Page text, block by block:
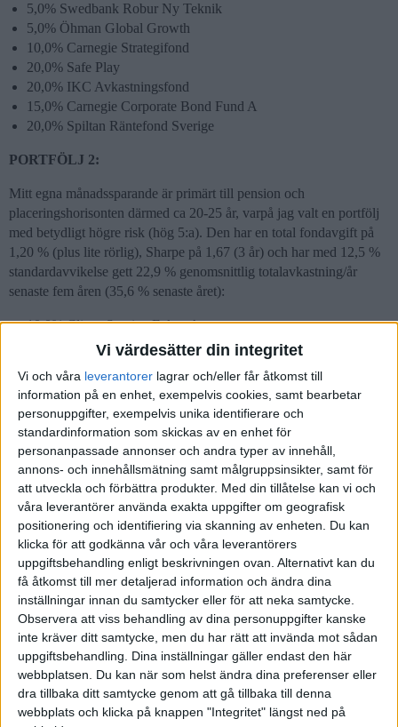
Vi värdesätter din integritet
Vi och våra leverantorer lagrar och/eller får åtkomst till
information på en enhet, exempelvis cookies, samt bearbetar
personuppgifter, exempelvis unika identifierare och
standardinformation som skickas av en enhet för
personanpassade annonser och andra typer av innehåll,
annons- och innehållsmätning samt målgruppsinsikter, samt för
att utveckla och förbättra produkter. Med din tillåtelse kan vi och
våra leverantörer använda exakta uppgifter om geografisk
positionering och identifiering via skanning av enheten. Du kan
klicka för att godkänna vår och våra leverantörers
uppgiftsbehandling enligt beskrivningen ovan. Alternativt kan du
få åtkomst till mer detaljerad information och ändra dina
inställningar innan du samtycker eller för att neka samtycke.
Observera att viss behandling av dina personuppgifter kanske
inte kräver ditt samtycke, men du har rätt att invända mot sådan
uppgiftsbehandling. Dina inställningar gäller endast den här
webbplatsen. Du kan när som helst ändra dina preferenser eller
dra tillbaka ditt samtycke genom att gå tillbaka till denna
webbplats och klicka på knappen "Integritet" längst ned på
5,0% Swedbank Robur Ny Teknik
5,0% Öhman Global Growth
10,0% Carnegie Strategifond
20,0% Safe Play
20,0% IKC Avkastningsfond
15,0% Carnegie Corporate Bond Fund A
20,0% Spiltan Räntefond Sverige
PORTFÖLJ 2:
Mitt egna månadssparande är primärt till pension och
placeringshorisonten därmed ca 20-25 år, varpå jag valt en portfölj
med betydligt högre risk (hög 5:a). Den har en total fondavgift på
1,20 % (plus lite rörlig), Sharpe på 1,67 (3 år) och har med 12,5 %
standardavvikelse gett 22,9 % genomsnittlig totalavkastning/år
senaste fem åren (35,6 % senaste året):
10,0% Cliens Sverige Fokus A
10,0% Norron Active R
20,0% Swedbank Robur Ny Teknik
20,0% Öhman Global Growth
10,0% Didner & Gerge Småbolag
5,0% Catella Nordic Long Short Equity
Men, trots allt arbete med att analysera och gräva bland siffror
återstår dock fortfarande frågan:är detta bra portföljer?
Och då ingenting någonsin är så bra att det inte kan bli bättre;hur
kan jag göra dem bättre?
Tacksam för svar.
bspastikern (Börsspastikern) 4 September 2017 13:07